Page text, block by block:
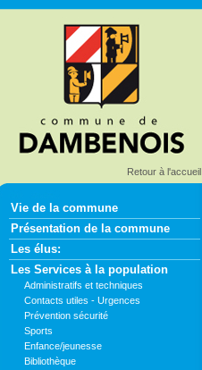
Retour à l'accueil
Vie de la commune
Présentation de la commune
Les élus:
Les Services à la population
Administratifs et techniques
Contacts utiles - Urgences
Prévention sécurité
Sports
Enfance/jeunesse
Bibliothèque